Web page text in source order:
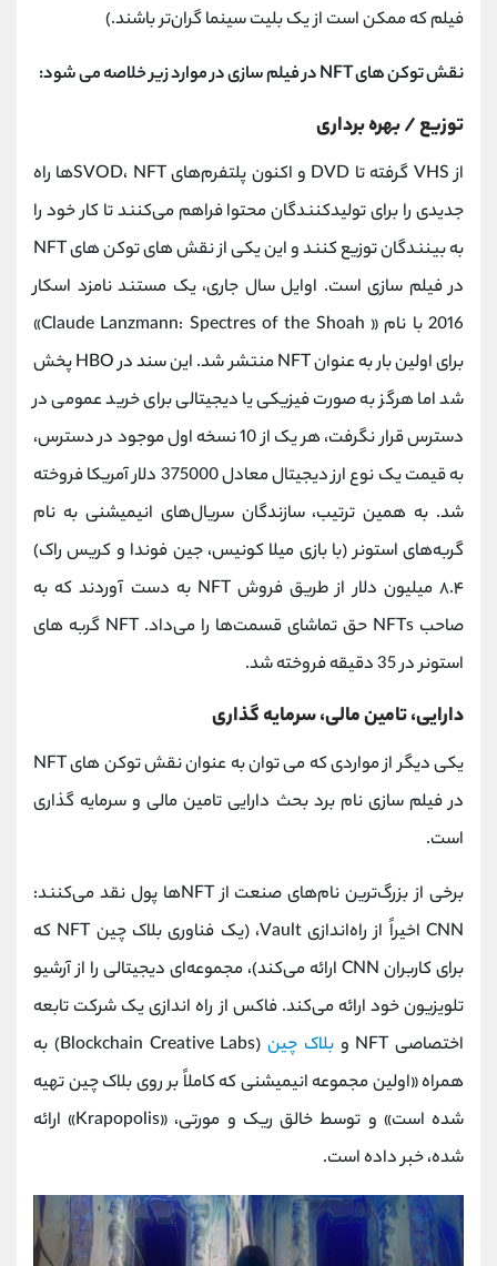
فیلم که ممکن است از یک بلیت سینما گران‌تر باشند.)
نقش توکن‌ های NFT در فیلم‌ سازی در موارد زیر خلاصه می شود:
توزیع / بهره برداری
از VHS گرفته تا DVD و اکنون پلتفرم‌های SVOD، NFTها راه
جدیدی را برای تولیدکنندگان محتوا فراهم می‌کنند تا کار خود را
به بینندگان توزیع کنند و این یکی از نقش های توکن‌ های NFT
در فیلم‌ سازی است. اوایل سال جاری، یک مستند نامزد اسکار
2016 با نام « Claude Lanzmann: Spectres of the Shoah»
برای اولین بار به عنوان NFT منتشر شد. این سند در HBO پخش
شد اما هرگز به صورت فیزیکی یا دیجیتالی برای خرید عمومی در
دسترس قرار نگرفت، هر یک از 10 نسخه اول موجود در دسترس،
به قیمت یک نوع ارز دیجیتال معادل 375000 دلار آمریکا فروخته
شد. به همین ترتیب، سازندگان سریال‌های انیمیشنی به نام
گربه‌های استونر (با بازی میلا کونیس، جین فوندا و کریس راک)
۸.۴ میلیون دلار از طریق فروش NFT به دست آوردند که به
صاحب NFTs حق تماشای قسمت‌ها را می‌داد. NFT گربه های
استونر در 35 دقیقه فروخته شد.
دارایی، تامین مالی، سرمایه گذاری
یکی دیگر از مواردی که می توان به عنوان نقش توکن‌ های NFT
در فیلم‌ سازی نام برد بحث دارایی تامین مالی و سرمایه گذاری
است.
برخی از بزرگ‌ترین نام‌های صنعت از NFTها پول نقد می‌کنند:
CNN اخیراً از راه‌اندازی Vault، (یک فناوری بلاک چین NFT که
برای کاربران CNN ارائه می‌کند)، مجموعه‌ای دیجیتالی را از آرشیو
تلویزیون خود ارائه می‌کند. فاکس از راه اندازی یک شرکت تابعه
اختصاصی NFT و
بلاک چین
(Blockchain Creative Labs) به
همراه «اولین مجموعه انیمیشنی که کاملاً بر روی بلاک چین تهیه
شده است» و توسط خالق ریک و مورتی، «Krapopolis» ارائه
شده، خبر داده است.